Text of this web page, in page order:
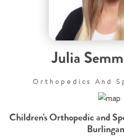
Julia
Orthopedics And
Children's Orthopedic and